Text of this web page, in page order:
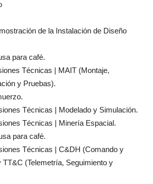
de la Instalación de Diseño
para café.
Técnicas | MAIT (Montaje,
y Pruebas).
Técnicas | Modelado y Simulación.
Técnicas | Minería Espacial.
para café.
Técnicas | C&DH (Comando y
TT&C (Telemetría, Seguimiento y